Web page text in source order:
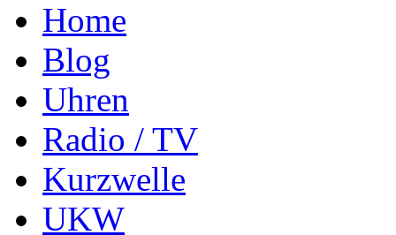
Home
Blog
Uhren
Radio / TV
Kurzwelle
UKW